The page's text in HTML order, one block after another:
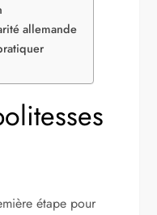
allemande
étape pour